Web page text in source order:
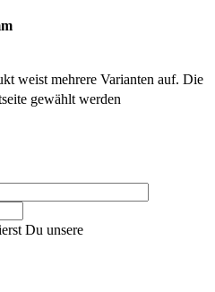
weist mehrere Varianten auf. Die
gewählt werden
Du unsere